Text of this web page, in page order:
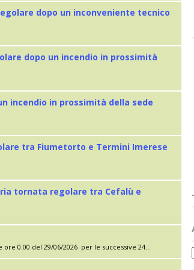
dopo un inconveniente tecnico
dopo un incendio in prossimità
incendio in prossimità della sede
tra Fiumetorto e Termini Imerese
tornata regolare tra Cefalù e
0.00 del 29/06/2026 per le successive 24...